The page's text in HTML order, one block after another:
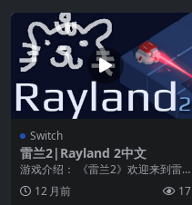
Switch
雷兰2|Rayland 2中文
游戏介绍： 《雷兰2》欢迎来到雷
兰。这个岛上的居民使用来自激光
束的能量来生存，并...
12 月前 17